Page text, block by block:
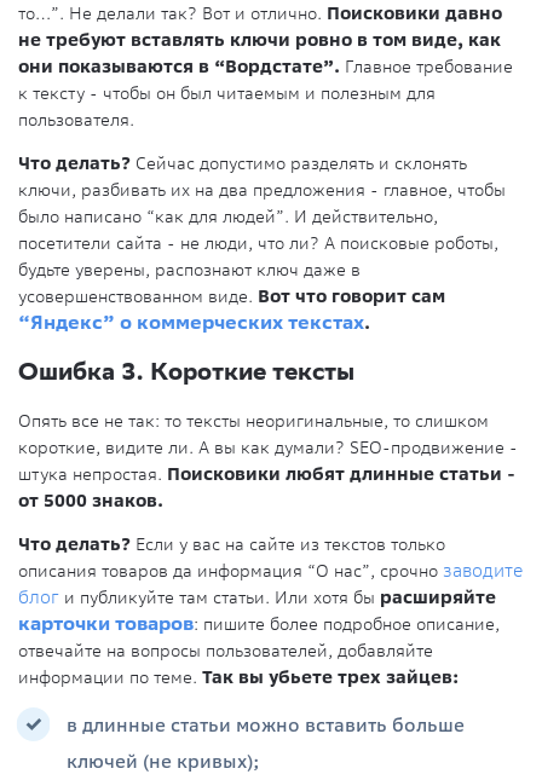
то…”. Не делали так? Вот и отлично. Поисковики давно
не требуют вставлять ключи ровно в том виде, как
они показываются в “Вордстате”. Главное требование
к тексту - чтобы он был читаемым и полезным для
пользователя.
Что делать? Сейчас допустимо разделять и склонять
ключи, разбивать их на два предложения - главное, чтобы
было написано “как для людей”. И действительно,
посетители сайта - не люди, что ли? А поисковые роботы,
будьте уверены, распознают ключ даже в
усовершенствованном виде. Вот что говорит сам
“Яндекс” о коммерческих текстах.
Ошибка 3. Короткие тексты
Опять все не так: то тексты неоригинальные, то слишком
короткие, видите ли. А вы как думали? SEO-продвижение -
штука непростая. Поисковики любят длинные статьи -
от 5000 знаков.
Что делать? Если у вас на сайте из текстов только
описания товаров да информация “О нас”, срочно заводите
блог и публикуйте там статьи. Или хотя бы расширяйте
карточки товаров: пишите более подробное описание,
отвечайте на вопросы пользователей, добавляйте
информации по теме. Так вы убьете трех зайцев:
в длинные статьи можно вставить больше
ключей (не кривых);